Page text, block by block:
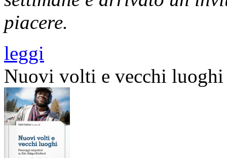
piacere.
leggi
Nuovi volti e vecchi luoghi